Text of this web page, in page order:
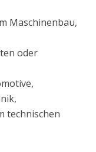
Maschinenbau,
oder
technischen